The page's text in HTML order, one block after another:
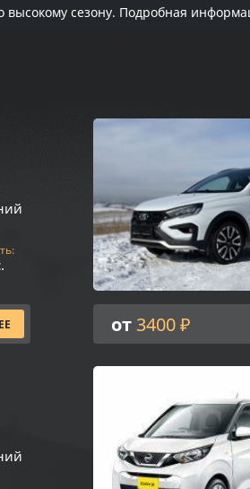
высокому сезону. Подробная
от 3400 ₽